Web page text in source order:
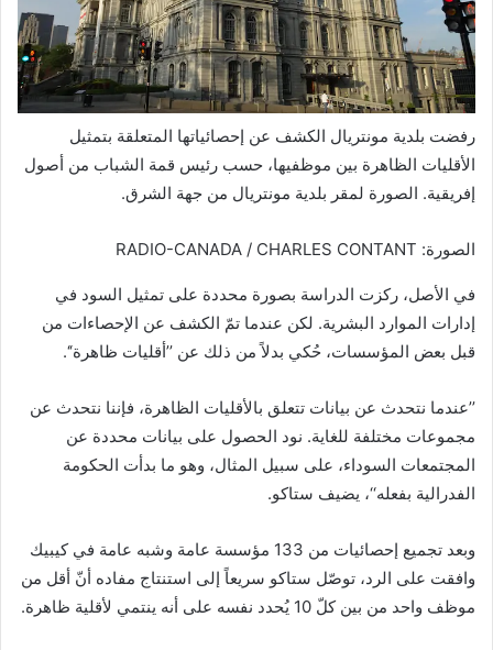
رفضت بلدية مونتريال الكشف عن إحصائياتها المتعلقة بتمثيل
الأقليات الظاهرة بين موظفيها، حسب رئيس قمة الشباب من أصول
إفريقية. الصورة لمقر بلدية مونتريال من جهة الشرق.
الصورة: RADIO-CANADA / CHARLES CONTANT
في الأصل، ركزت الدراسة بصورة محددة على تمثيل السود في
إدارات الموارد البشرية. لكن عندما تمّ الكشف عن الإحصاءات من
قبل بعض المؤسسات، حُكي بدلاً من ذلك عن ’’أقليات ظاهرة‘‘.
’’عندما نتحدث عن بيانات تتعلق بالأقليات الظاهرة، فإننا نتحدث عن
مجموعات مختلفة للغاية. نود الحصول على بيانات محددة عن
المجتمعات السوداء، على سبيل المثال، وهو ما بدأت الحكومة
الفدرالية بفعله‘‘، يضيف ستاكو.
وبعد تجميع إحصائيات من 133 مؤسسة عامة وشبه عامة في كيبيك
وافقت على الرد، توصّل ستاكو سريعاً إلى استنتاج مفاده أنّ أقل من
موظف واحد من بين كلّ 10 يُحدد نفسه على أنه ينتمي لأقلية ظاهرة.